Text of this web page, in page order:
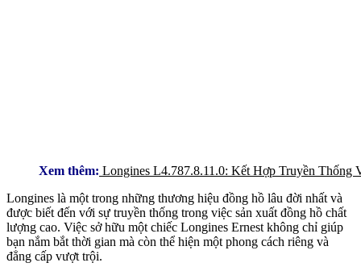
Xem thêm: Longines L4.787.8.11.0: Kết Hợp Truyền Thống
Longines là một trong những thương hiệu đồng hồ lâu đời nhất và
được biết đến với sự truyền thống trong việc sản xuất đồng hồ chất
lượng cao. Việc sở hữu một chiếc Longines Ernest không chỉ giúp
bạn nắm bắt thời gian mà còn thể hiện một phong cách riêng và
đẳng cấp vượt trội.